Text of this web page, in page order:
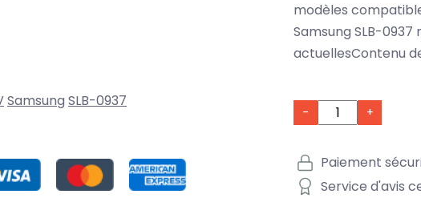
Samsung SLB-0937
modèles
Samsung SLB-
actuellesContenu
- +
Paiement
Service d'avis